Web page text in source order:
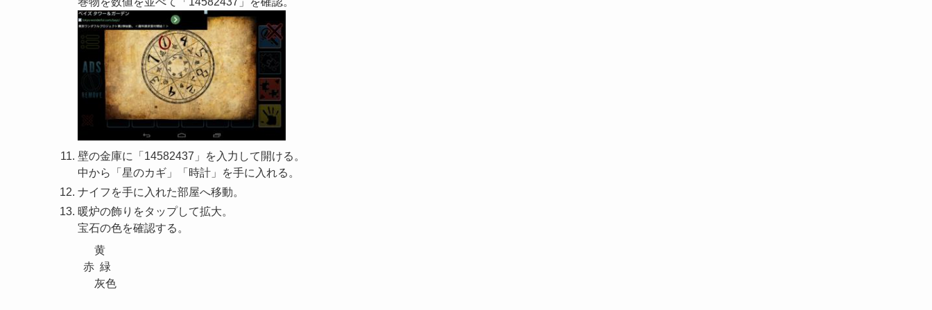
壁の金庫に「14582437」を入力して開ける。
中から「星のカギ」「時計」を手に入れる。
ナイフを手に入れた部屋へ移動。
暖炉の飾りをタップして拡大。
宝石の色を確認する。
黄
赤  緑
灰色